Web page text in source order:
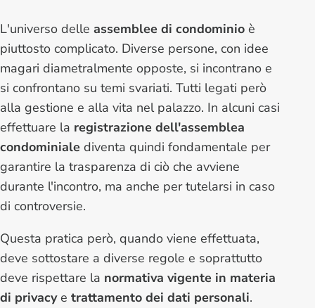
L'universo delle assemblee di condominio è
piuttosto complicato. Diverse persone, con idee
magari diametralmente opposte, si incontrano e
si confrontano su temi svariati. Tutti legati però
alla gestione e alla vita nel palazzo. In alcuni casi
effettuare la registrazione dell'assemblea
condominiale diventa quindi fondamentale per
garantire la trasparenza di ciò che avviene
durante l'incontro, ma anche per tutelarsi in caso
di controversie.
Questa pratica però, quando viene effettuata,
deve sottostare a diverse regole e soprattutto
deve rispettare la normativa vigente in materia
di privacye trattamento dei dati personali.